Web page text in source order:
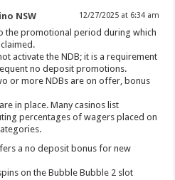
NSW 12/27/2025 at 6:34 am
the promotional period during which
activate the NDB; it is a requirement
no deposit promotions.
or more NDBs are on offer, bonus
in place. Many casinos list
percentages of wagers placed on
a no deposit bonus for new
on the Bubble Bubble 2 slot